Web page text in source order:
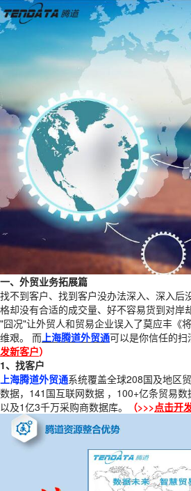
一、外贸业务拓展篇
找不到客户、找到客户没办法深入、深入后
格却没有合适的成交量、好不容易货到对岸
"囧况"让外贸人和贸易企业误入了莫应丰《
维艰。 而上海腾道外贸通可以是你信任的扫
发新客户）
1、找客户
上海腾道外贸通系统覆盖全球208国及地区
数据，141国互联网数据 ，100+亿条贸易
以及1亿3千万采购商数据库。
（>>>点击开